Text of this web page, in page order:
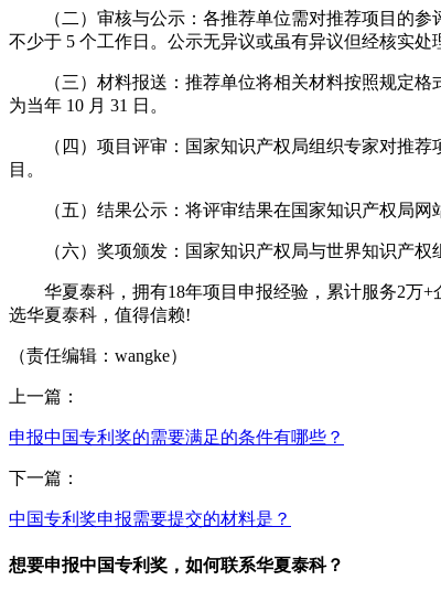
（二）审核与公示：各推荐单位需对推荐项目的参
不少于 5 个工作日。公示无异议或虽有异议但经核实处
（三）材料报送：推荐单位将相关材料按照规定格
为当年 10 月 31 日。
（四）项目评审：国家知识产权局组织专家对推荐
目。
（五）结果公示：将评审结果在国家知识产权局网
（六）奖项颁发：国家知识产权局与世界知识产权
华夏泰科，拥有18年项目申报经验，累计服务2万+
选华夏泰科，值得信赖!
（责任编辑：wangke）
上一篇：
申报中国专利奖的需要满足的条件有哪些？
下一篇：
中国专利奖申报需要提交的材料是？
想要申报中国专利奖，如何联系华夏泰科？